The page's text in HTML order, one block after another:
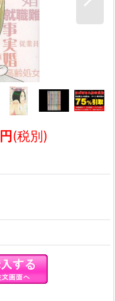
円(税別)